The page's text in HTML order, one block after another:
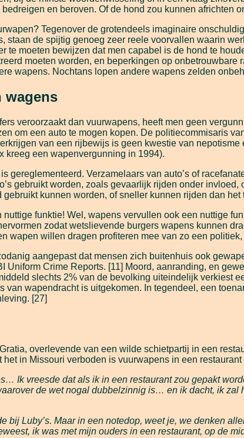
en beroven. Of de hond zou kunnen africhten
Tegenover de grotendeels imaginaire
staan de spijtig genoeg zeer reele voorvallen waarin
te moeten bewijzen dat men capabel is de hond te
moeten worden, en beperkingen op
wapens. Nochtans lopen andere wapens zelden
wagens
veroorzaakt dan vuurwapens, heeft men geen
om een auto te mogen kopen. De politiecommisaris
van een rijbewijs is geen kwestie van
kreeg een wapenvergunning in 1994).
gereglementeerd. Verzamelaars van auto’s of
gebruikt worden, zoals gevaarlijk rijden onder invloed,
kunnen worden, of sneller kunnen rijden dan
funktie! Wel, wapens vervullen ook een nuttige
zodat wetslievende burgers wapens kunnen
wapen willen dragen profiteren mee van zo een
aangepast dat mensen zich buitenhuis ook
Uniform Crime Reports. [11] Moord, aanranding, en
slechts 2% van de bevolking uiteindelijk verkiest
van wapendracht is uitgekomen. In tegendeel, een
[27]
overlevende van een wilde schietpartij in een
in Missouri verboden is vuurwapens in een restaurant
Ik vreesde dat als ik in een restaurant zou gepakt
de wet nogal dubbelzinnig is… en ik dacht, ik zal
bij Luby’s. Maar in een notedop, weet je, we denken
ik was met mijn ouders in een restaurant, op de